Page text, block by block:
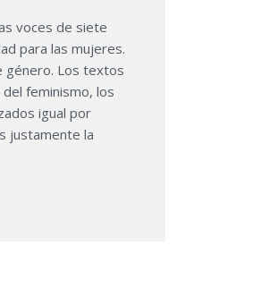
voces de siete
para las mujeres.
género. Los textos
feminismo, los
igual por
justamente la